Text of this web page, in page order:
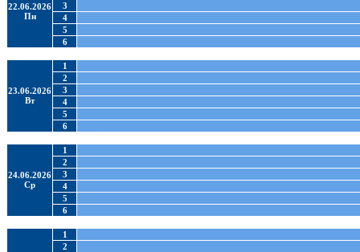
22.06.2026
Пн
3
4
5
6
23.06.2026
Вт
1
2
3
4
5
6
24.06.2026
Ср
1
2
3
4
5
6
1
2